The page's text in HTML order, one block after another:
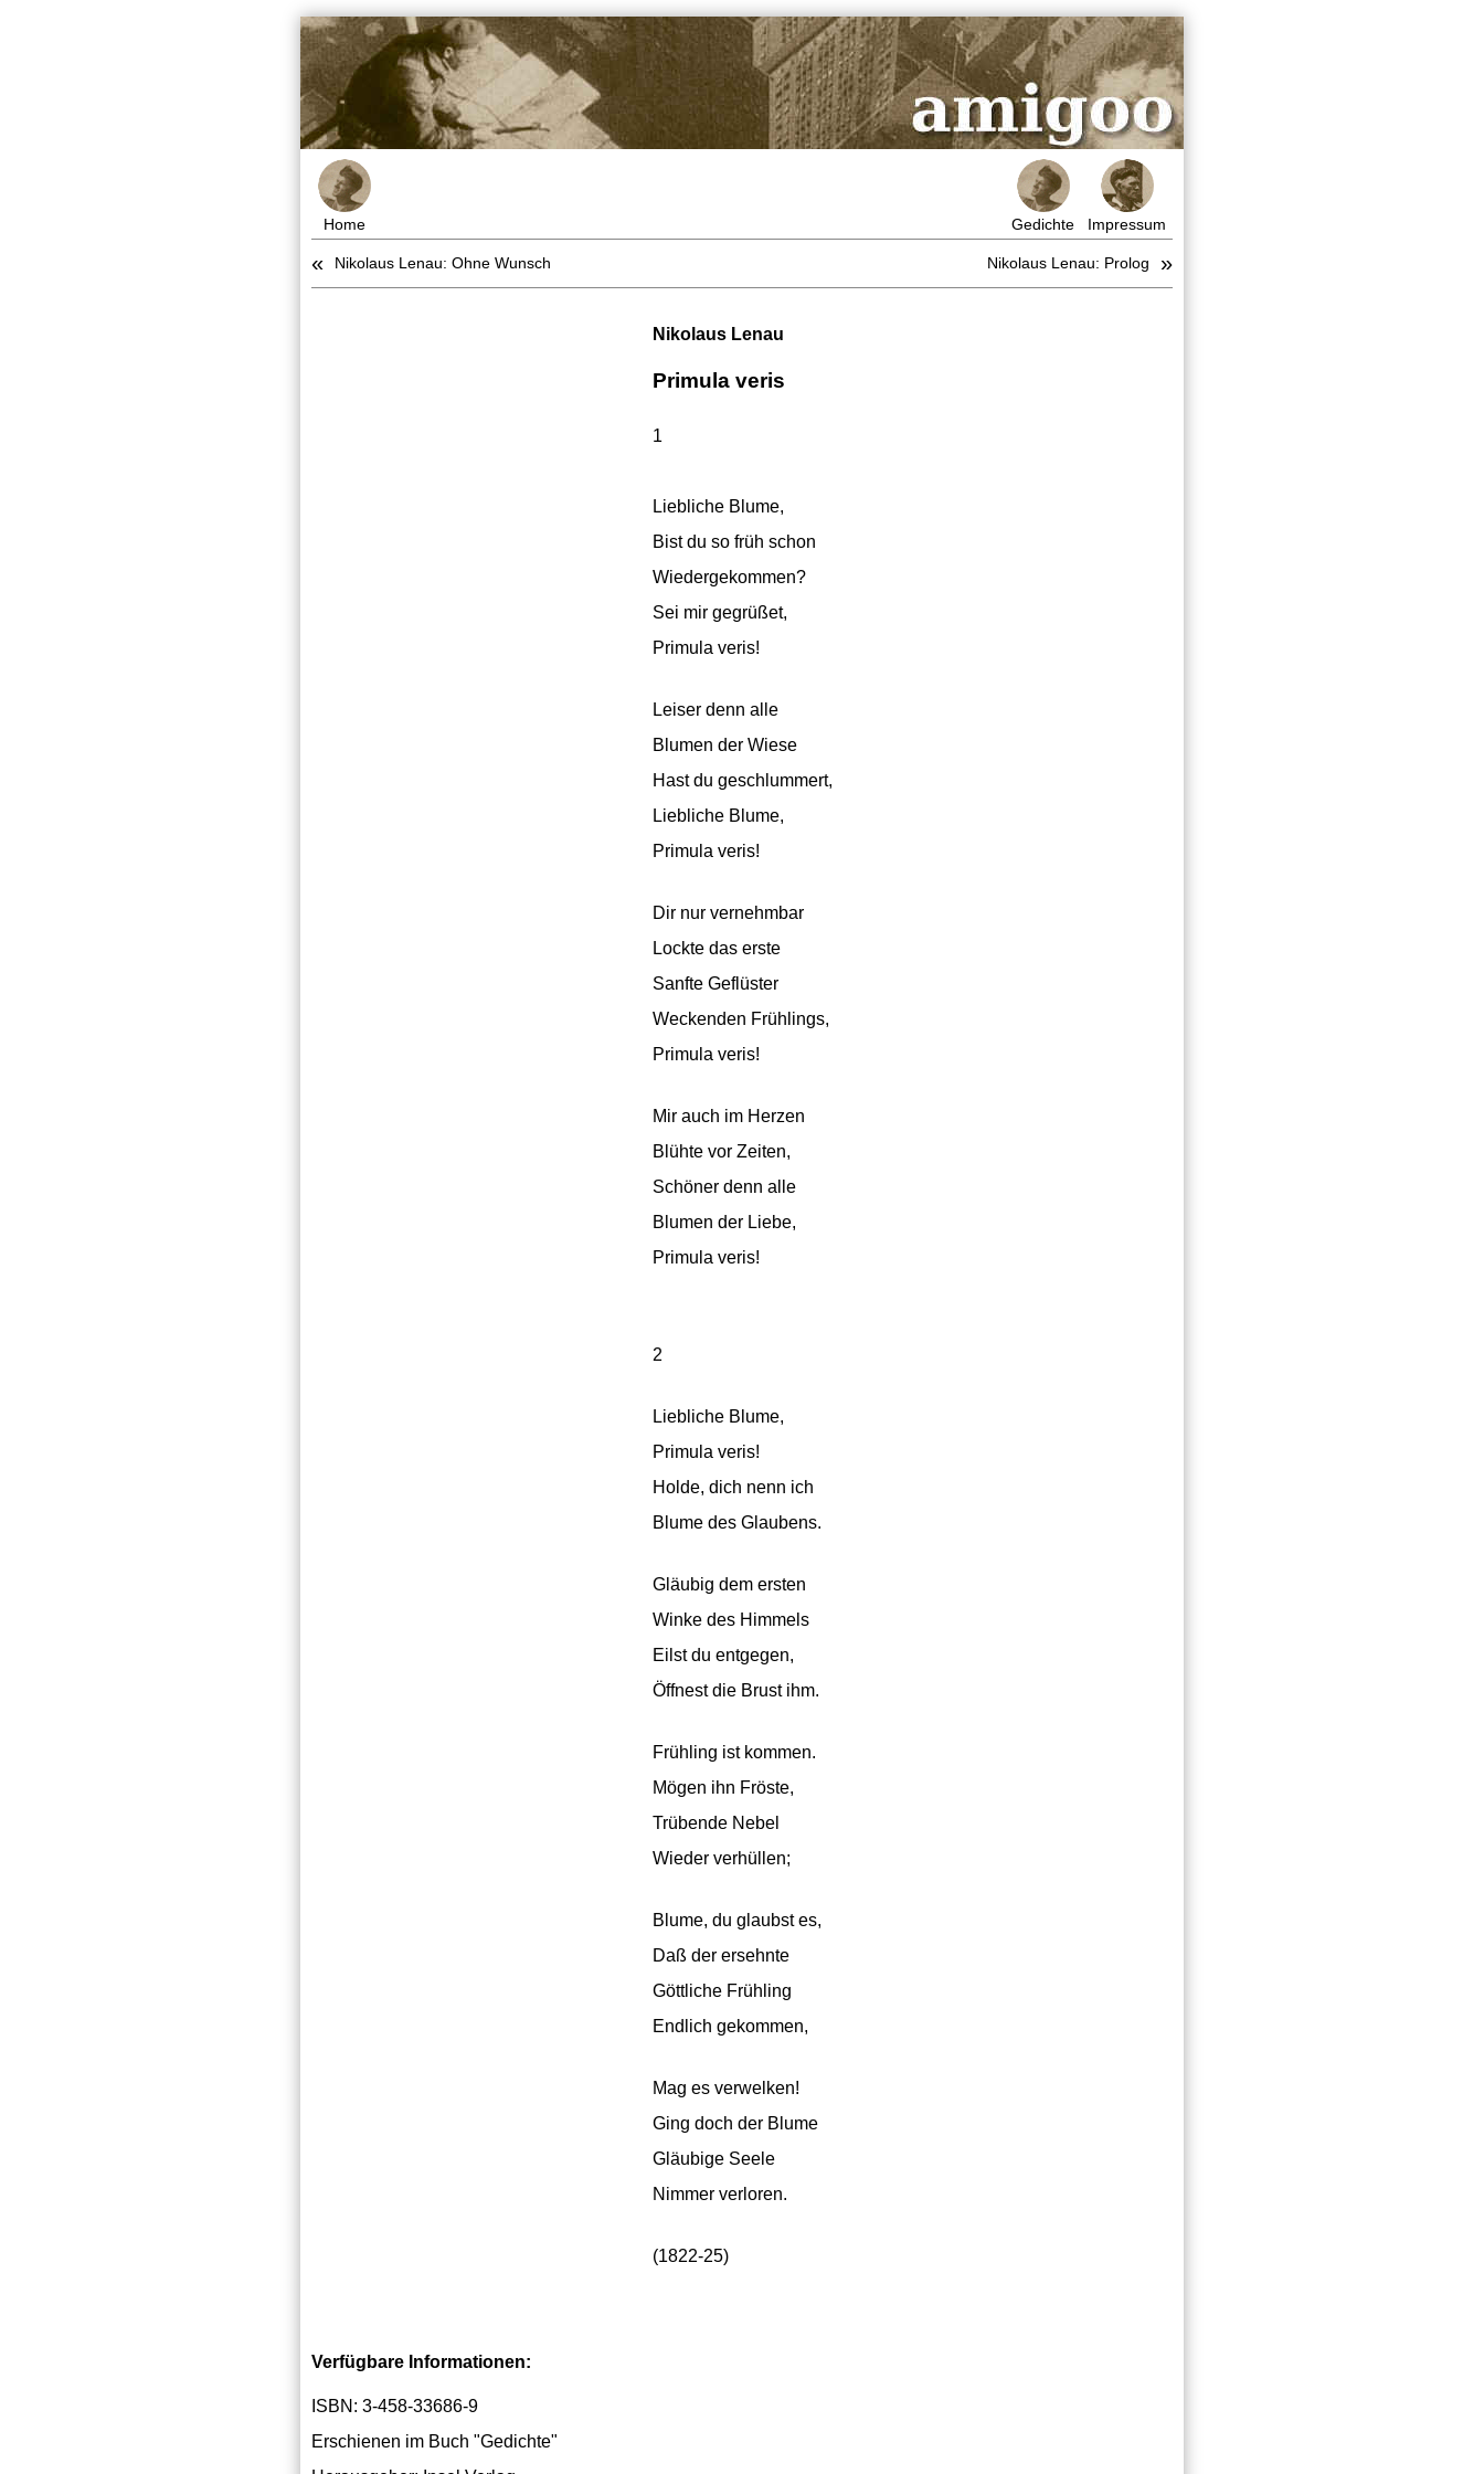
Home Gedichte Impressum
« Nikolaus Lenau: Ohne Wunsch Nikolaus Lenau: Prolog »
Nikolaus Lenau
Primula veris
1
Liebliche Blume,
Bist du so früh schon
Wiedergekommen?
Sei mir gegrüßet,
Primula veris!
Leiser denn alle
Blumen der Wiese
Hast du geschlummert,
Liebliche Blume,
Primula veris!
Dir nur vernehmbar
Lockte das erste
Sanfte Geflüster
Weckenden Frühlings,
Primula veris!
Mir auch im Herzen
Blühte vor Zeiten,
Schöner denn alle
Blumen der Liebe,
Primula veris!
2
Liebliche Blume,
Primula veris!
Holde, dich nenn ich
Blume des Glaubens.
Gläubig dem ersten
Winke des Himmels
Eilst du entgegen,
Öffnest die Brust ihm.
Frühling ist kommen.
Mögen ihn Fröste,
Trübende Nebel
Wieder verhüllen;
Blume, du glaubst es,
Daß der ersehnte
Göttliche Frühling
Endlich gekommen,
Mag es verwelken!
Ging doch der Blume
Gläubige Seele
Nimmer verloren.
(1822-25)
Verfügbare Informationen:
ISBN: 3-458-33686-9
Erschienen im Buch "Gedichte"